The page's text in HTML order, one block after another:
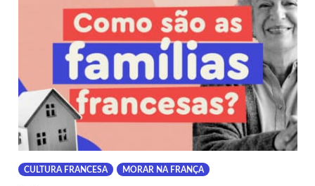
CULTURA FRANCESA MORAR NA FRANÇA